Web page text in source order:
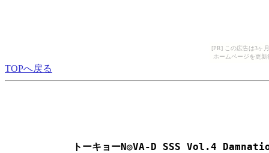
[PR] この広告は3ヶ
ホームページを更
TOPへ戻る
トーキョーN◎VA-D SSS Vol.4